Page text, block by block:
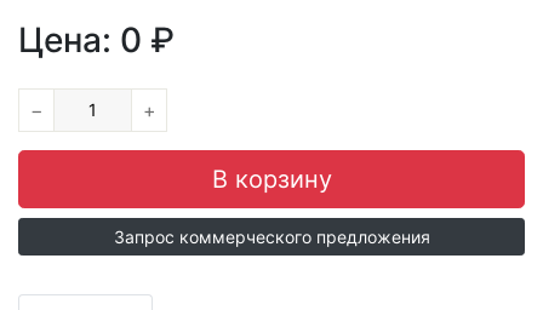
Цена: 0 ₽
− +
Запрос коммерческого предложения